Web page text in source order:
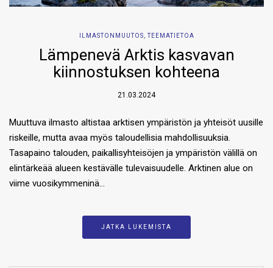
ILMASTONMUUTOS,TEEMATIETOA
Lämpenevä Arktis kasvavan
kiinnostuksen kohteena
21.03.2024
Muuttuva ilmasto altistaa arktisen ympäristön ja yhteisöt uusille
riskeille, mutta avaa myös taloudellisia mahdollisuuksia.
Tasapaino talouden, paikallisyhteisöjen ja ympäristön välillä on
elintärkeää alueen kestävälle tulevaisuudelle. Arktinen alue on
viime vuosikymmeninä…
JATKA LUKEMISTA